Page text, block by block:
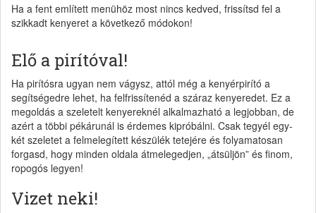
Ha a fent említett menühöz most nincs kedved, frissítsd fel a
szikkadt kenyeret a következő módokon!
Elő a pirítóval!
Ha pirítósra ugyan nem vágysz, attól még a kenyérpirító a
segítségedre lehet, ha felfrissítenéd a száraz kenyeredet. Ez a
megoldás a szeletelt kenyereknél alkalmazható a legjobban, de
azért a többi pékárunál is érdemes kipróbálni. Csak tegyél egy-
két szeletet a felmelegített készülék tetejére és folyamatosan
forgasd, hogy minden oldala átmelegedjen, „átsüljön” és finom,
ropogós legyen!
Vizet neki!